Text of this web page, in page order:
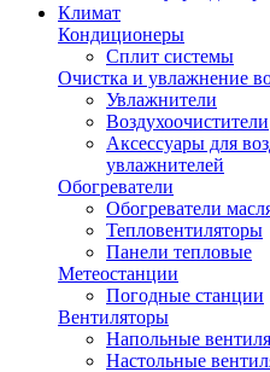
Климат
Кондиционеры
Сплит системы
Очистка и увлажнение
Увлажнители
Воздухоочистители
Аксессуары для
увлажнителей
Обогреватели
Обогреватели
Тепловентиляторы
Панели тепловые
Метеостанции
Погодные станции
Вентиляторы
Напольные
Настольные